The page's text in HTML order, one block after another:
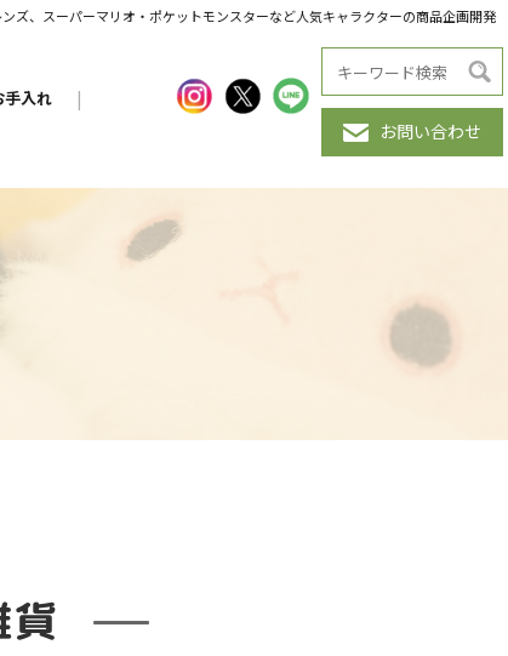
ズ、スーパーマリオ・ポケットモンスターなど人気キャラクターの商品企画開発
手入れ |
お問い合わせ